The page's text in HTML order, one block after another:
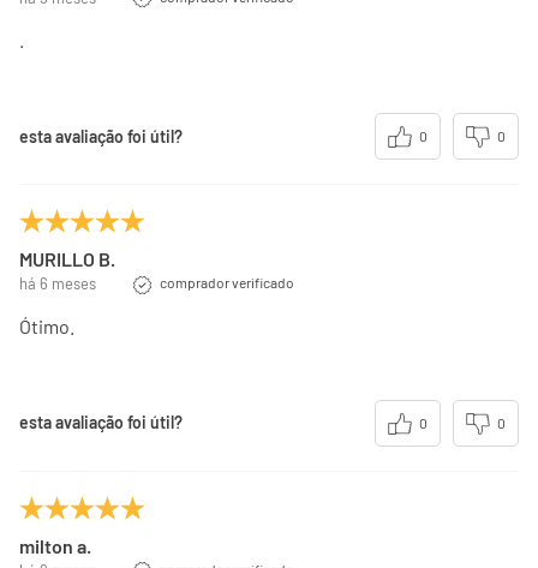
esta avaliação foi útil? 0 0
MURILLO B.
há 6 meses comprador verificado
Ótimo.
esta avaliação foi útil? 0 0
milton a.